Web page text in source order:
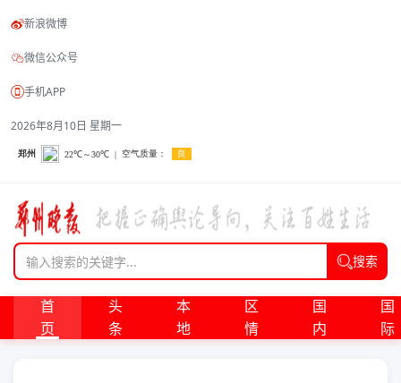
新浪微博
微信公众号
手机APP
2026年8月10日 星期一
搜索
首
页
头
条
本
地
区
情
国
内
国
际